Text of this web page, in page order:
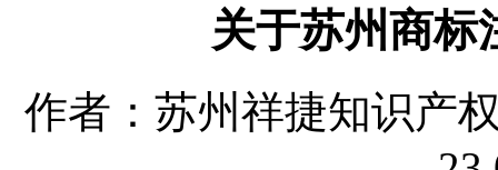
关于苏州商标
作者：苏州祥捷知识产